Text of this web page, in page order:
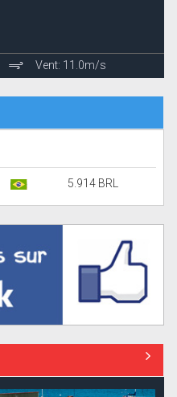
Vent: 11.0m/s
5.914 BRL